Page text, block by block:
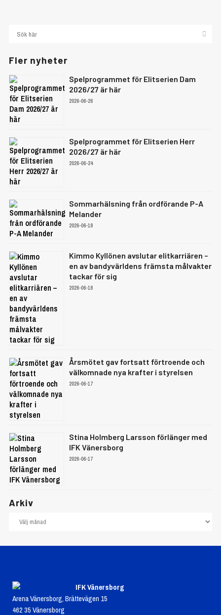
Fler nyheter
Spelprogrammet för Elitserien Dam
2026/27 är här
2026-06-26
Spelprogrammet för Elitserien Herr
2026/27 är här
2026-06-24
Sommarhälsning från ordförande P-A
Melander
2026-06-18
Kimmo Kyllönen avslutar elitkarriären –
en av bandyvärldens främsta målvakter
tackar för sig
2026-06-18
Årsmötet gav fortsatt förtroende och
välkomnade nya krafter i styrelsen
2026-06-17
Stina Holmberg Larsson förlänger med
IFK Vänersborg
2026-06-17
Arkiv
IFK Vänersborg
Arena Vänersborg, Brättevägen 15
462 35 Vänersborg